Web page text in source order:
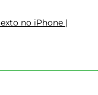
no iPhone |